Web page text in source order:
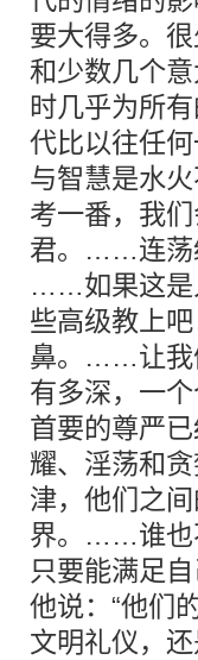
要大得多。
和少数几个
时几乎为所
代比以往任
与智慧是水
考一番，我
君。……连荡
……如果这是
些高级教上
鼻。……让我
有多深，一
首要的尊严
耀、淫荡和
津，他们之
界。……谁也
只要能满足
他说：“他们
文明礼仪，